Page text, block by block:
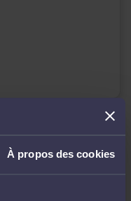
À propos des cookies
Retirée